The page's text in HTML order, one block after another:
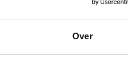
Over